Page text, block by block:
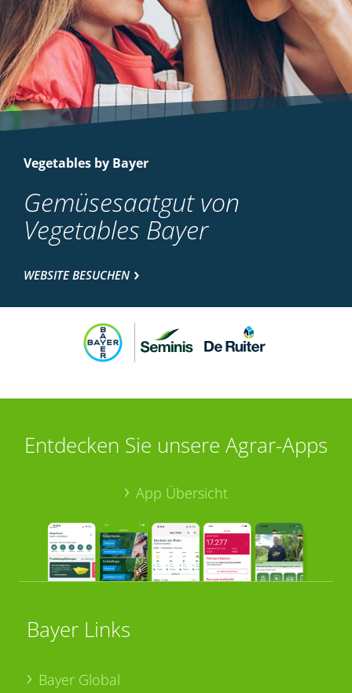
Vegetables by Bayer
Gemüsesaatgut von
Vegetables Bayer
WEBSITE BESUCHEN
Entdecken Sie unsere Agrar-Apps
App Übersicht
Bayer Links
Bayer Global